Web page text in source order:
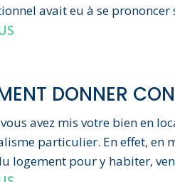
avait eu à se
DONNER
avez mis votre bien en
particulier. En effet, en
logement pour y habiter,